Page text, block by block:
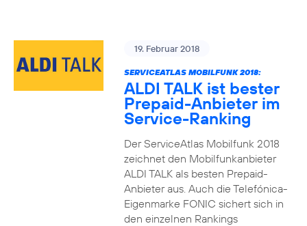
19. Februar 2018
SERVICEATLAS MOBILFUNK 2018:
ALDI TALK ist bester
Prepaid-Anbieter im
Service-Ranking
Der ServiceAtlas Mobilfunk 2018
zeichnet den Mobilfunkanbieter
ALDI TALK als besten Prepaid-
Anbieter aus. Auch die Telefónica-
Eigenmarke FONIC sichert sich in
den einzelnen Rankings